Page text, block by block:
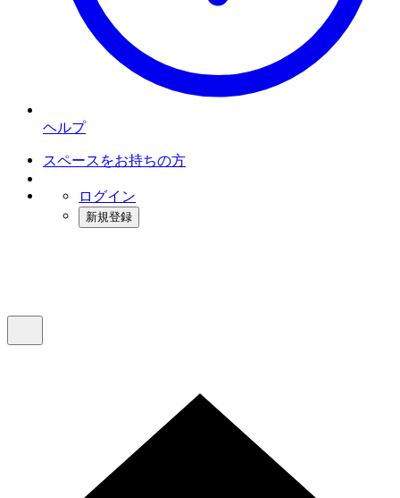
ヘルプ
スペースをお持ちの方
ログイン
新規登録